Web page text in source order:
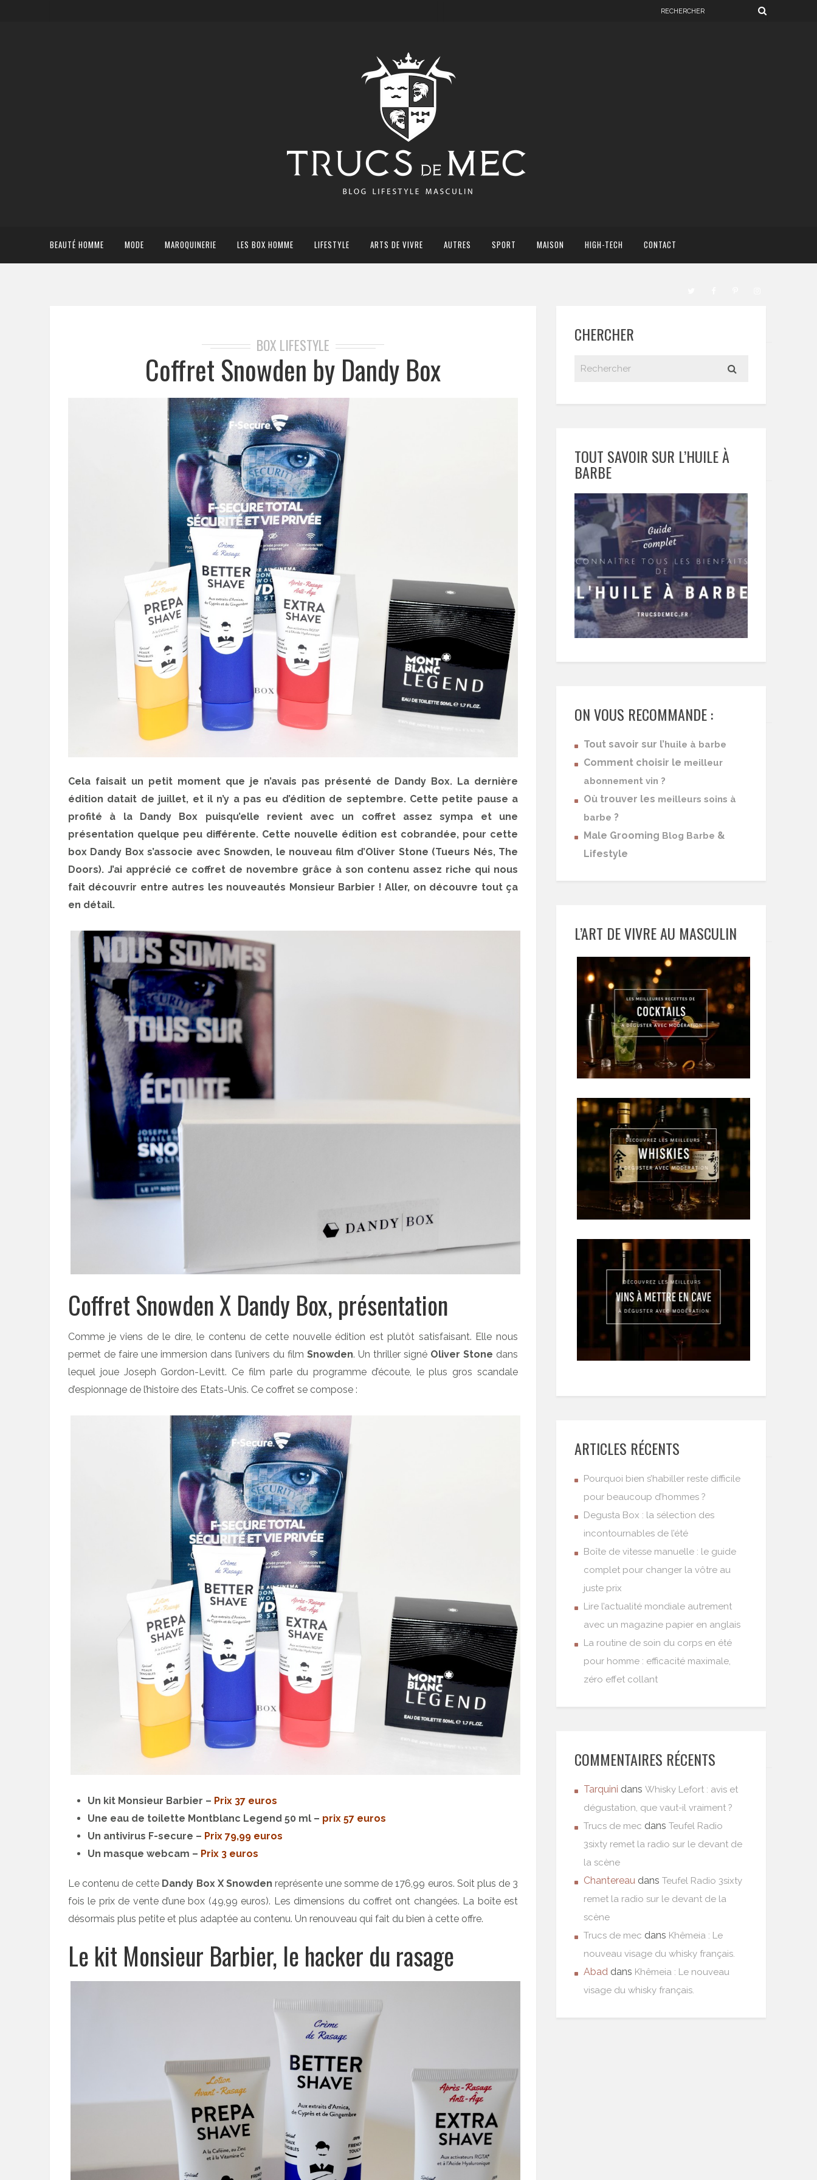
BEAUTÉ HOMME MODE MAROQUINERIE LES BOX HOMME LIFESTYLE ARTS DE VIVRE AUTRES SPORT MAISON HIGH-TECH CONTACT
BOX LIFESTYLE
Coffret Snowden by Dandy Box
Cela faisait un petit moment que je n’avais pas présenté de Dandy Box. La dernière
édition datait de juillet, et il n’y a pas eu d’édition de septembre. Cette petite pause a
profité à la Dandy Box puisqu’elle revient avec un coffret assez sympa et une
présentation quelque peu différente. Cette nouvelle édition est cobrandée, pour cette
box Dandy Box s’associe avec Snowden, le nouveau film d’Oliver Stone (Tueurs Nés, The
Doors). J’ai apprécié ce coffret de novembre grâce à son contenu assez riche qui nous
fait découvrir entre autres les nouveautés Monsieur Barbier ! Aller, on découvre tout ça
en détail.
Coffret Snowden X Dandy Box, présentation
Comme je viens de le dire, le contenu de cette nouvelle édition est plutôt satisfaisant. Elle nous
permet de faire une immersion dans l’univers du film Snowden. Un thriller signé Oliver Stone dans
lequel joue Joseph Gordon-Levitt. Ce film parle du programme d’écoute, le plus gros scandale
d’espionnage de l’histoire des Etats-Unis. Ce coffret se compose :
Un kit Monsieur Barbier – Prix 37 euros
Une eau de toilette Montblanc Legend 50 ml – prix 57 euros
Un antivirus F-secure – Prix 79,99 euros
Un masque webcam – Prix 3 euros
Le contenu de cette Dandy Box X Snowden représente une somme de 176,99 euros. Soit plus de 3
fois le prix de vente d’une box (49,99 euros). Les dimensions du coffret ont changées. La boîte est
désormais plus petite et plus adaptée au contenu. Un renouveau qui fait du bien à cette offre.
Le kit Monsieur Barbier, le hacker du rasage
CHERCHER
TOUT SAVOIR SUR L’HUILE À
BARBE
ON VOUS RECOMMANDE :
Tout savoir sur l’ huile à barbe
Comment choisir le meilleur
abonnement vin ?
Où trouver les meilleurs soins à
barbe ?
Male Grooming Blog Barbe &
Lifestyle
L’ART DE VIVRE AU MASCULIN
ARTICLES RÉCENTS
Pourquoi bien s’habiller reste difficile
pour beaucoup d’hommes ?
Degusta Box : la sélection des
incontournables de l’été
Boîte de vitesse manuelle : le guide
complet pour changer la vôtre au
juste prix
Lire l’actualité mondiale autrement
avec un magazine papier en anglais
La routine de soin du corps en été
pour homme : efficacité maximale,
zéro effet collant
COMMENTAIRES RÉCENTS
Tarquini dans Whisky Lefort : avis et
dégustation, que vaut-il vraiment ?
Trucs de mec dans Teufel Radio
3sixty remet la radio sur le devant de
la scène
Chantereau dans Teufel Radio 3sixty
remet la radio sur le devant de la
scène
Trucs de mec dans Khêmeia : Le
nouveau visage du whisky français.
Abad dans Khêmeia : Le nouveau
visage du whisky français.